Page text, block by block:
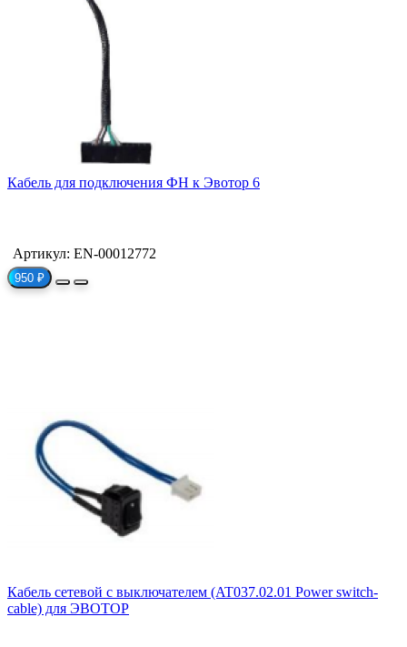
Кабель для подключения ФН к Эвотор 6
Артикул: EN-00012772
950 ₽
Кабель сетевой с выключателем (AT037.02.01 Power switch-
cable) для ЭВОТОР